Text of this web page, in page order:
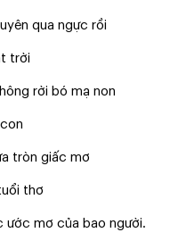
qua ngực rồi
trời
rời bó mạ non
tròn giấc mơ
thơ
ước mơ của bao người.